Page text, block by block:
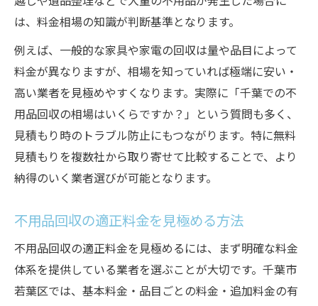
は、料金相場の知識が判断基準となります。
例えば、一般的な家具や家電の回収は量や品目によって
料金が異なりますが、相場を知っていれば極端に安い・
高い業者を見極めやすくなります。実際に「千葉での不
用品回収の相場はいくらですか？」という質問も多く、
見積もり時のトラブル防止にもつながります。特に無料
見積もりを複数社から取り寄せて比較することで、より
納得のいく業者選びが可能となります。
不用品回収の適正料金を見極める方法
不用品回収の適正料金を見極めるには、まず明確な料金
体系を提供している業者を選ぶことが大切です。千葉市
若葉区では、基本料金・品目ごとの料金・追加料金の有